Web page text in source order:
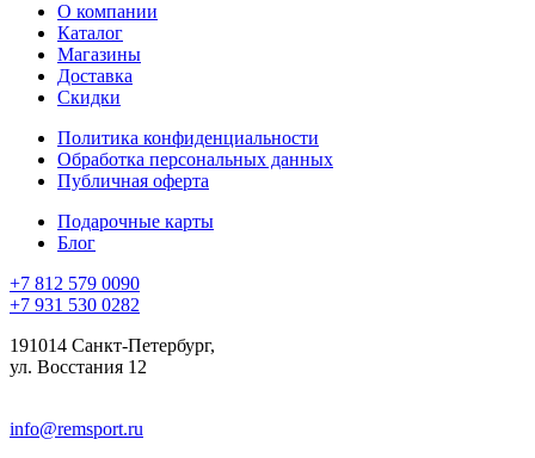
О компании
Каталог
Магазины
Доставка
Скидки
Политика конфиденциальности
Обработка персональных данных
Публичная оферта
Подарочные карты
Блог
+7 812 579 0090
+7 931 530 0282
191014 Санкт-Петербург,
ул. Восстания 12
info@remsport.ru